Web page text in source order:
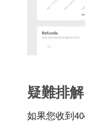
疑難排解
如果您收到